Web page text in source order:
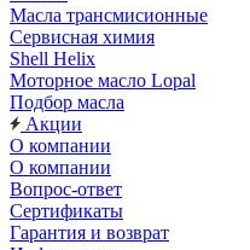
Масла трансмисионные
Сервисная химия
Shell Helix
Моторное масло Lopal
Подбор масла
Акции
О компании
О компании
Вопрос-ответ
Сертификаты
Гарантия и возврат